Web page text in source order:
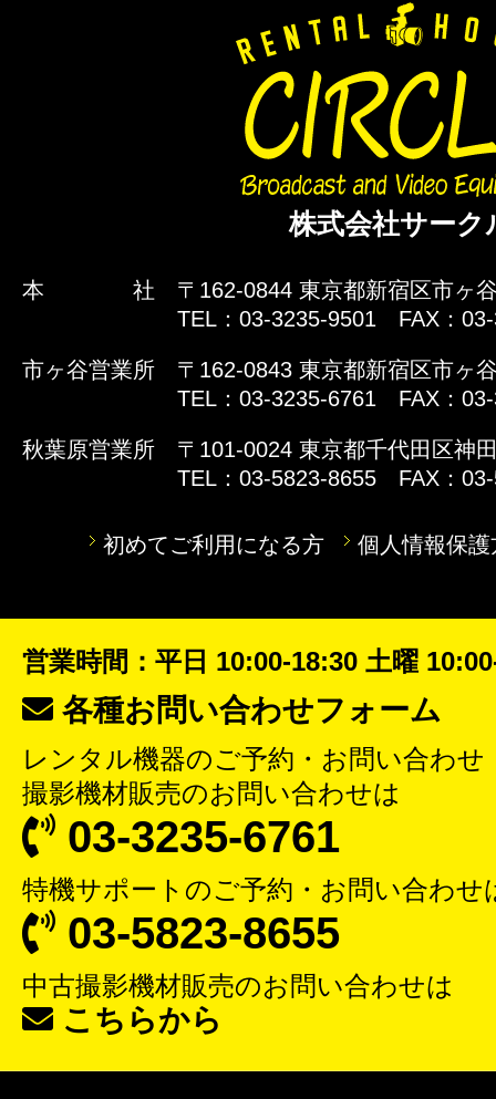
株式会社サーク
本 社
〒162-0844 東京都新宿区市ヶ
TEL：03-3235-9501 FAX：
市ヶ谷営業所
〒162-0843 東京都新宿区市ヶ
TEL：03-3235-6761 FAX：
秋葉原営業所
〒101-0024 東京都千代田区神
TEL：03-5823-8655 FAX：
初めてご利用になる方 個人情報保護
営業時間：平日 10:00-18:30 土曜
各種お問い合わせフォーム
レンタル機器のご予約・お問い合わせ
撮影機材販売のお問い合わせは
03-3235-6761
特機サポート のご予約・お問い合わせ
03-5823-8655
中古撮影機材販売のお問い合わせは
こちらから